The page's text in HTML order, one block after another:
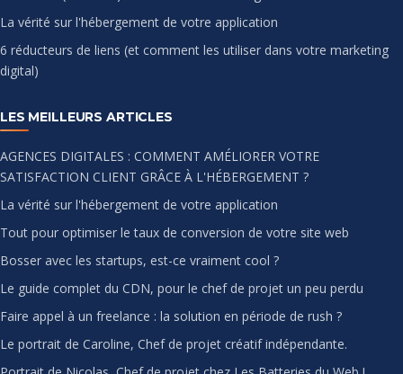
La vérité sur l'hébergement de votre application
6 réducteurs de liens (et comment les utiliser dans votre marketing
digital)
LES MEILLEURS ARTICLES
AGENCES DIGITALES : COMMENT AMÉLIORER VOTRE
SATISFACTION CLIENT GRÂCE À L'HÉBERGEMENT ?
La vérité sur l'hébergement de votre application
Tout pour optimiser le taux de conversion de votre site web
Bosser avec les startups, est-ce vraiment cool ?
Le guide complet du CDN, pour le chef de projet un peu perdu
Faire appel à un freelance : la solution en période de rush ?
Le portrait de Caroline, Chef de projet créatif indépendante.